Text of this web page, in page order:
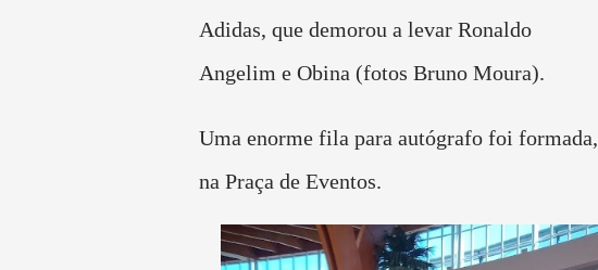
Adidas, que demorou a levar Ronaldo
Angelim e Obina (fotos Bruno Moura).
Uma enorme fila para autógrafo foi formada,
na Praça de Eventos.